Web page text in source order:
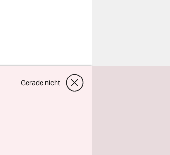
Gerade nicht